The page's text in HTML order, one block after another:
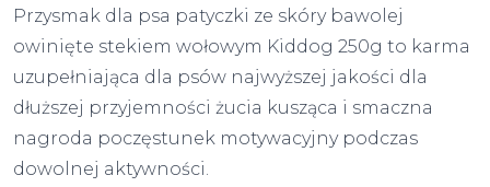
Przysmak dla psa patyczki ze skóry bawolej
owinięte stekiem wołowym Kiddog 250g to karma
uzupełniająca dla psów najwyższej jakości dla
dłuższej przyjemności żucia kusząca i smaczna
nagroda poczęstunek motywacyjny podczas
dowolnej aktywności.